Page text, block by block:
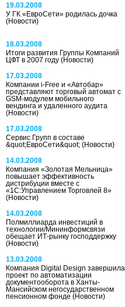
19.03.2008
У ГК «ЕвроСети» родилась дочка
(Новости)
18.03.2008
Итоги развития Группы Компаний
ЦФТ в 2007 году (Новости)
17.03.2008
Компании i-Free и «Автобар»
представляют торговый автомат с
GSM-модулем мобильного
вендинга и удаленного аудита
(Новости)
17.03.2008
Сервис Групп в составе
&quot;ЕвроСети&quot; (Новости)
14.03.2008
Компания «Золотая Мельница»
повышает эффективность
дистрибуции вместе с
«1С:Управлением Торговлей 8»
(Новости)
14.03.2008
Полмиллиарда инвестиций в
технологии/Мининформсвязи
обещает ИТ-рынку господдержку
(Новости)
13.03.2008
Компания Digital Design завершила
проект по автоматизации
документооборота в Ханты-
Мансийском негосударственном
пенсионном фонде (Новости)